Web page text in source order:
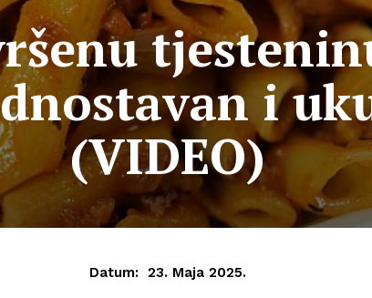
i
(VIDEO)
Datum: 23. Maja 2025.